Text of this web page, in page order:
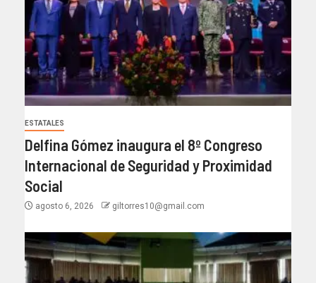
ESTATALES
Delfina Gómez inaugura el 8º Congreso
Internacional de Seguridad y Proximidad
Social
agosto 6, 2026 giltorres10@gmail.com